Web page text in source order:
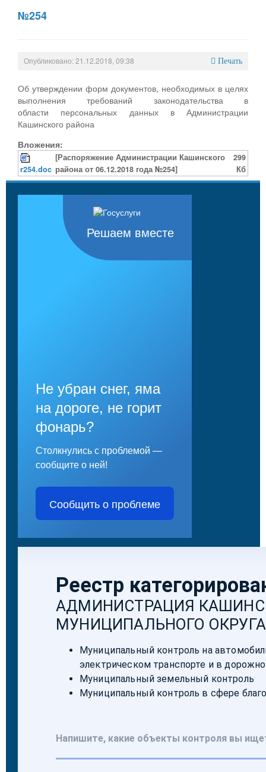
№254
Опубликовано: 21.12.2018, 09:38 Печать
Об утверждении форм документов, необходимых в целях
выполнения требований законодательства в
области персональных данных в Администрации
Кашинского района
Вложения:
r254.doc
[Распоряжение Администрации Кашинского
района от 06.12.2018 года №254]
299
Кб
Решаем вместе
Не убран снег, яма
на дороге, не горит
фонарь?
Столкнулись с проблемой —
сообщите о ней!
Сообщить о проблеме